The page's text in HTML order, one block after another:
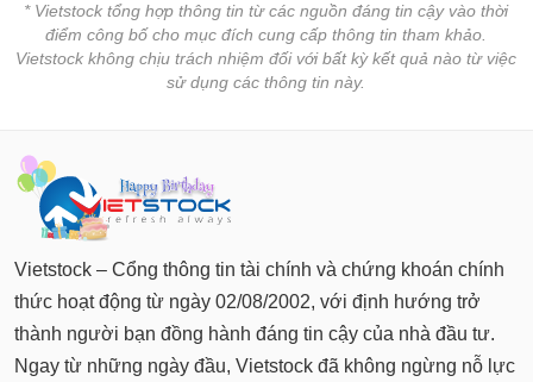
* Vietstock tổng hợp thông tin từ các nguồn đáng tin cậy vào thời
điểm công bố cho mục đích cung cấp thông tin tham khảo.
Vietstock không chịu trách nhiệm đối với bất kỳ kết quả nào từ việc
sử dụng các thông tin này.
Vietstock – Cổng thông tin tài chính và chứng khoán chính
thức hoạt động từ ngày 02/08/2002, với định hướng trở
thành người bạn đồng hành đáng tin cậy của nhà đầu tư.
Ngay từ những ngày đầu, Vietstock đã không ngừng nỗ lực